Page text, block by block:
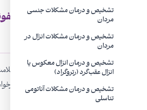
تشخیص و درمان مشکلات جنسی
مردان
تشخیص و درمان مشکلات انزال در
مردان
تشخیص و درمان انزال معکوس یا
انزال عقب‌گرد (رتروگراد)
تشخیص و درمان مشکلات آناتومی
تناسلی
لزوم تشخیص و درمان به ‌موقع
حاملگی
از آنجا که ممکن است این عفونت بدون
ویزیت اول بارداری آزمایش ادرار برای او
وجود عفونت درمان لازم انجام شود.